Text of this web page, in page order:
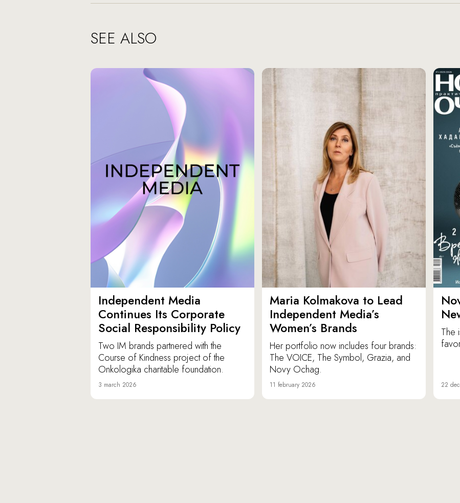
SEE ALSO
Independent Media
Continues Its Corporate
Social Responsibility Policy
Two IM brands partnered with the
Course of Kindness project of the
Onkologika charitable foundation.
3 march 2026
Maria Kolmakova to Lead
Independent Media’s
Women’s Brands
Her portfolio now includes four brands:
The VOICE, The Symbol, Grazia, and
Novy Ochag.
11 february 2026
The
22